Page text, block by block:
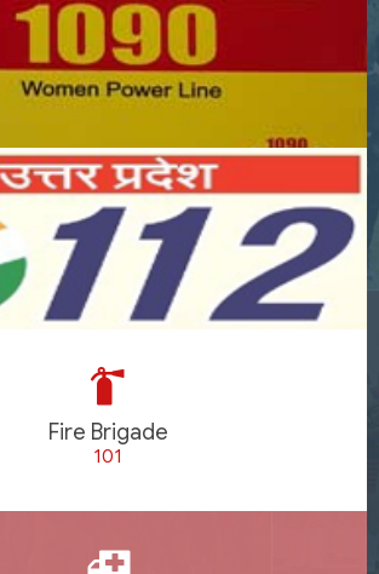
Fire Brigade
101